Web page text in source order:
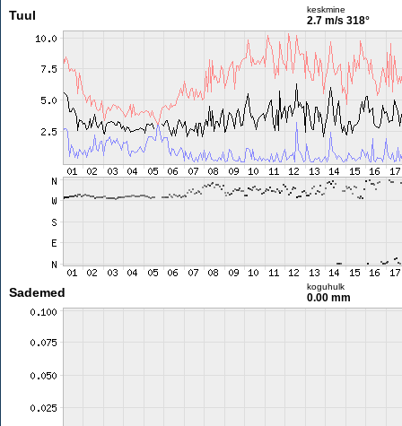
Tuul keskmine
2.7 m/s 318°
Sademed koguhulk
0.00 mm